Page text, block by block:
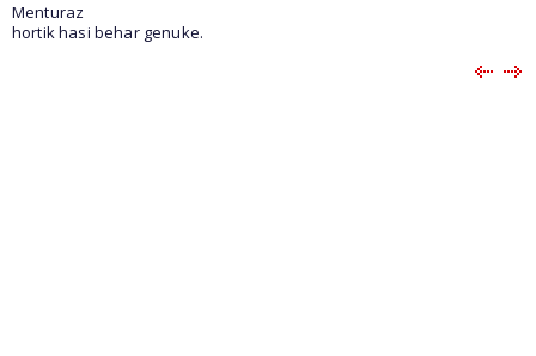
Menturaz
hortik hasi behar genuke.